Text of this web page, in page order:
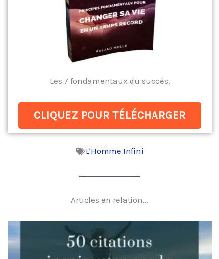
Les 7 fondamentaux du succès.
CLIQUEZ POUR TÉLÉCHARGER
L'Homme Infini
Articles en relation...